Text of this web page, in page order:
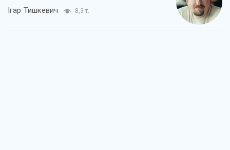
Ігар Тишкевич 8,3 т.